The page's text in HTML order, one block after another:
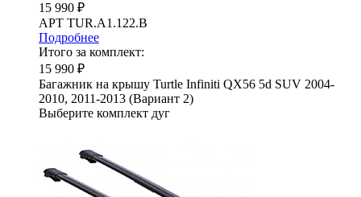
15 990 ₽
АРТ TUR.A1.122.B
Подробнее
Итого за комплект:
15 990 ₽
Багажник на крышу Turtle Infiniti QX56 5d SUV 2004-
2010, 2011-2013 (Вариант 2)
Выберите комплект дуг